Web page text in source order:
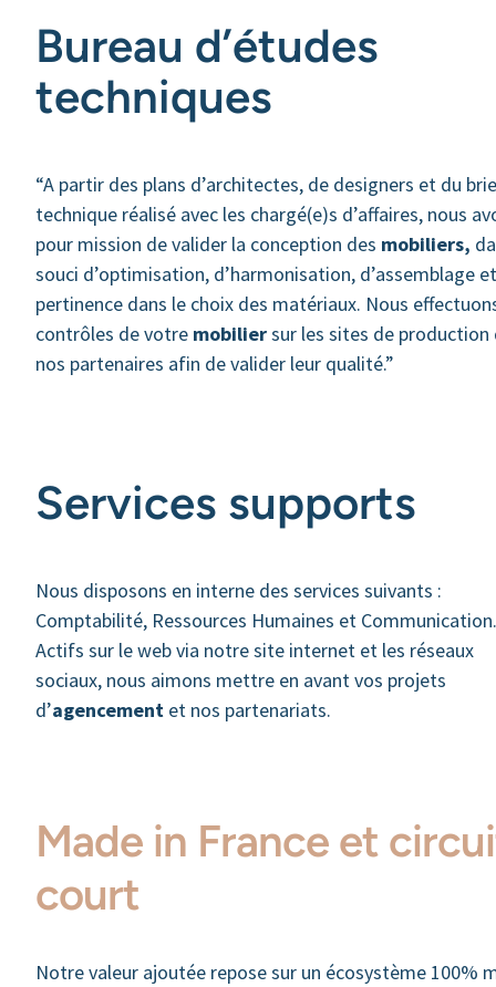
Bureau d’études
techniques
“A partir des plans d’architectes, de designers et du
technique réalisé avec les chargé(e)s d’affaires, nous
pour mission de valider la conception des mobiliers,
souci d’optimisation, d’harmonisation, d’assemblage
pertinence dans le choix des matériaux. Nous
contrôles de votre mobiliersur les sites de production
nos partenaires afin de valider leur qualité.”
Services supports
Nous disposons en interne des services suivants :
Comptabilité, Ressources Humaines et Communication.
Actifs sur le web via notre site internet et les réseaux
sociaux, nous aimons mettre en avant vos projets
d’agencement et nos partenariats.
Made in France et
court
Notre valeur ajoutée repose sur un écosystème 100%